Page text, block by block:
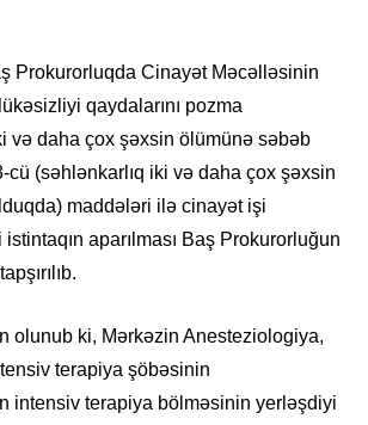
Prokurorluqda Cinayət Məcəlləsinin
qaydalarını pozma
və daha çox şəxsin ölümünə səbəb
cü (səhlənkarlıq iki və daha çox şəxsin
maddələri ilə cinayət işi
aparılması Baş Prokurorluğun
olunub ki, Mərkəzin Anesteziologiya,
terapiya şöbəsinin
intensiv terapiya bölməsinin yerləşdiyi